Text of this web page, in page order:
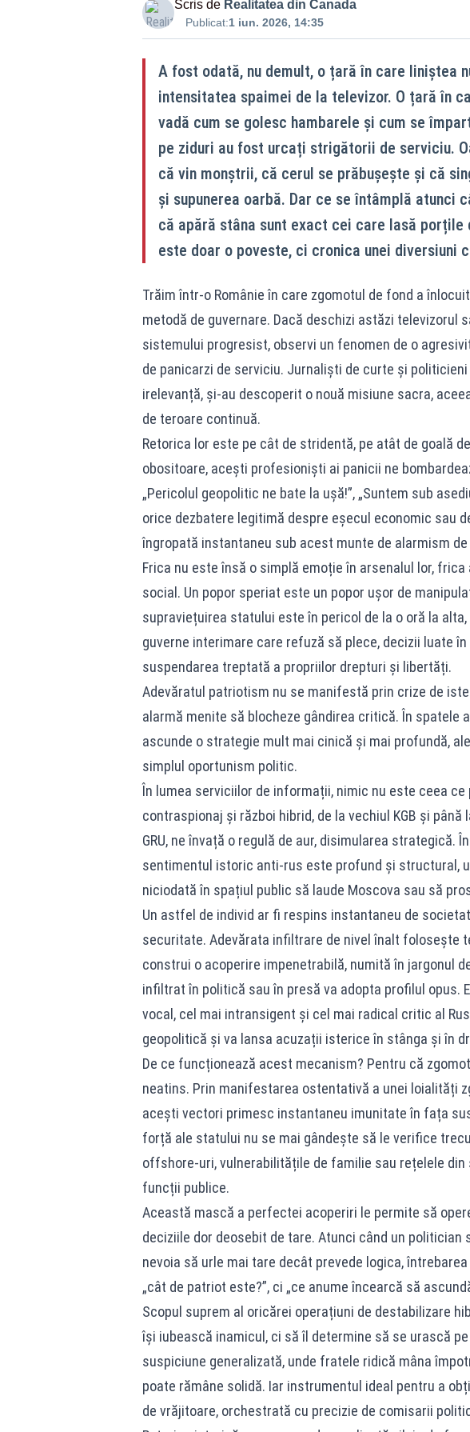
Scris de Realitatea din Canada
Publicat:1 iun. 2026, 14:35
A fost odată, nu demult, o țară în care liniștea
intensitatea spaimei de la televizor. O țară în
vadă cum se golesc hambarele și cum se
pe ziduri au fost urcați strigătorii de serviciu.
că vin monștrii, că cerul se prăbușește și că
și supunerea oarbă. Dar ce se întâmplă atunci
că apără stâna sunt exact cei care lasă porțile
este doar o poveste, ci cronica unei diversiuni
Trăim într-o Românie în care zgomotul de fond a
metodă de guvernare. Dacă deschizi astăzi
sistemului progresist, observi un fenomen de o
de panicarzi de serviciu. Jurnaliști de curte și
irelevanță, și-au descoperit o nouă misiune sacra,
de teroare continuă.
Retorica lor este pe cât de stridentă, pe atât de goală
obositoare, acești profesioniști ai panicii ne
„Pericolul geopolitic ne bate la ușă!”, „Suntem sub
orice dezbatere legitimă despre eșecul economic sau
îngropată instantaneu sub acest munte de alarmism
Frica nu este însă o simplă emoție în arsenalul lor,
social. Un popor speriat este un popor ușor de
supraviețuirea statului este în pericol de la o oră la
guverne interimare care refuză să plece, decizii luate
suspendarea treptată a propriilor drepturi și libertăți.
Adevăratul patriotism nu se manifestă prin crize de
alarmă menite să blocheze gândirea critică. În spatele
ascunde o strategie mult mai cinică și mai profundă,
simplul oportunism politic.
În lumea serviciilor de informații, nimic nu este ceea ce
contraspionaj și război hibrid, de la vechiul KGB și
GRU, ne învață o regulă de aur, disimularea strategică.
sentimentul istoric anti-rus este profund și structural,
niciodată în spațiul public să laude Moscova sau să
Un astfel de individ ar fi respins instantaneu de
securitate. Adevărata infiltrare de nivel înalt folosește
construi o acoperire impenetrabilă, numită în jargonul
infiltrat în politică sau în presă va adopta profilul opus.
vocal, cel mai intransigent și cel mai radical critic al
geopolitică și va lansa acuzații isterice în stânga și în
De ce funcționează acest mecanism? Pentru că
neatins. Prin manifestarea ostentativă a unei loialități
acești vectori primesc instantaneu imunitate în fața
forță ale statului nu se mai gândește să le verifice
offshore-uri, vulnerabilitățile de familie sau rețelele
funcții publice.
Această mască a perfectei acoperiri le permite să
deciziile dor deosebit de tare. Atunci când un politician
nevoia să urle mai tare decât prevede logica,
„cât de patriot este?”, ci „ce anume încearcă să
Scopul suprem al oricărei operațiuni de destabilizare
își iubească inamicul, ci să îl determine să se urască
suspiciune generalizată, unde fratele ridică mâna
poate rămâne solidă. Iar instrumentul ideal pentru a
de vrăjitoare, orchestrată cu precizie de comisarii